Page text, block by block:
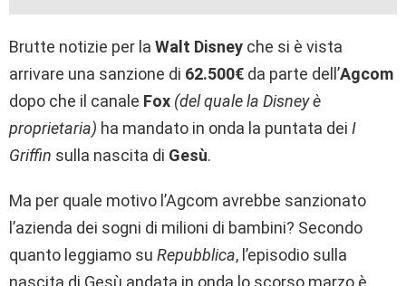
Brutte notizie per la Walt Disney che si è vista
arrivare una sanzione di 62.500€ da parte dell’Agcom
dopo che il canale Fox (del quale la Disney è
proprietaria) ha mandato in onda la puntata dei I
Griffin sulla nascita di Gesù.
Ma per quale motivo l’Agcom avrebbe sanzionato
l’azienda dei sogni di milioni di bambini? Secondo
quanto leggiamo su Repubblica, l’episodio sulla
nascita di Gesù andata in onda lo scorso marzo è